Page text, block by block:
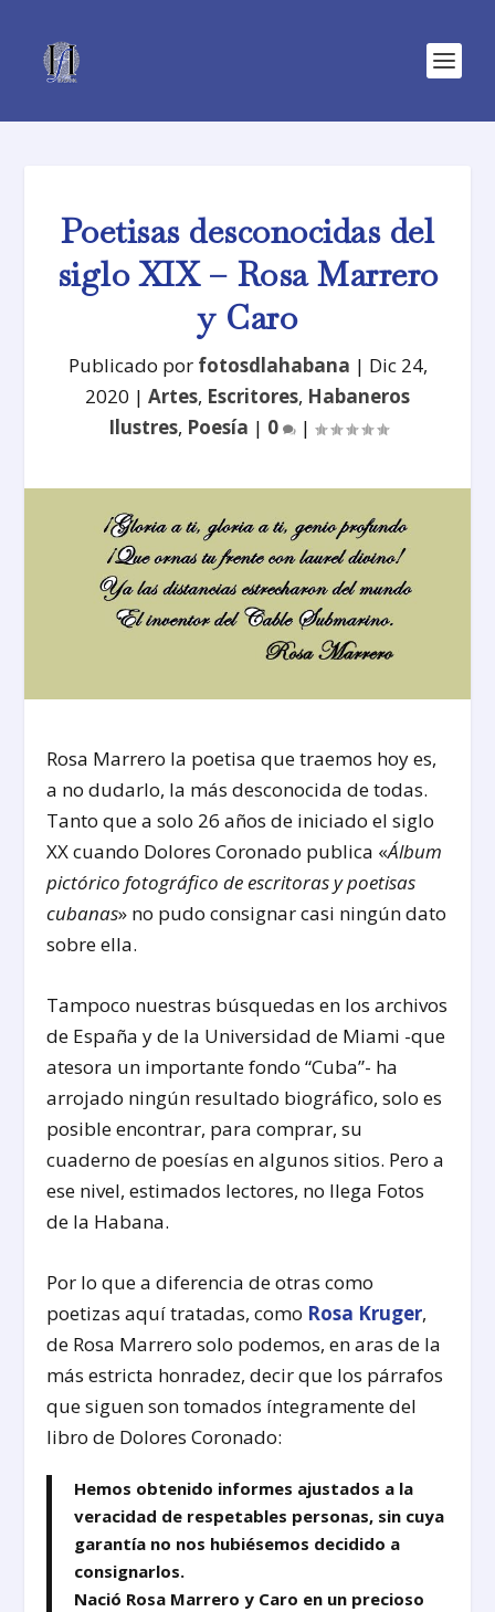
Poetisas desconocidas del
siglo XIX – Rosa Marrero
y Caro
Publicado por fotosdlahabana | Dic 24,
2020 | Artes, Escritores, Habaneros
Ilustres, Poesía | 0 |
Rosa Marrero la poetisa que traemos hoy es,
a no dudarlo, la más desconocida de todas.
Tanto que a solo 26 años de iniciado el siglo
XX cuando Dolores Coronado publica «Álbum
pictórico fotográfico de escritoras y poetisas
cubanas» no pudo consignar casi ningún dato
sobre ella.
Tampoco nuestras búsquedas en los archivos
de España y de la Universidad de Miami -que
atesora un importante fondo “Cuba”- ha
arrojado ningún resultado biográfico, solo es
posible encontrar, para comprar, su
cuaderno de poesías en algunos sitios. Pero a
ese nivel, estimados lectores, no llega Fotos
de la Habana.
Por lo que a diferencia de otras como
poetizas aquí tratadas, como Rosa Kruger,
de Rosa Marrero solo podemos, en aras de la
más estricta honradez, decir que los párrafos
que siguen son tomados íntegramente del
libro de Dolores Coronado:
Hemos obtenido informes ajustados a la
veracidad de respetables personas, sin cuya
garantía no nos hubiésemos decidido a
consignarlos.
Nació Rosa Marrero y Caro en un precioso